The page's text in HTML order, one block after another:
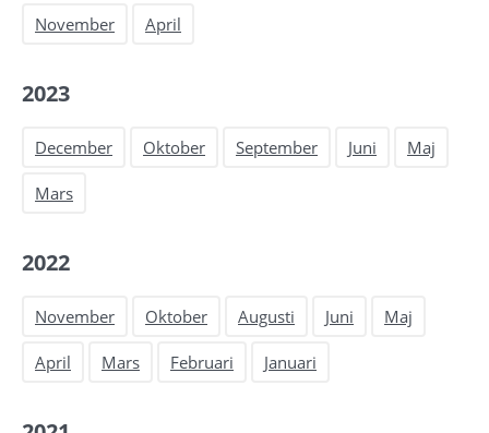
November April
2023
December Oktober September Juni Maj
Mars
2022
November Oktober Augusti Juni Maj
April Mars Februari Januari